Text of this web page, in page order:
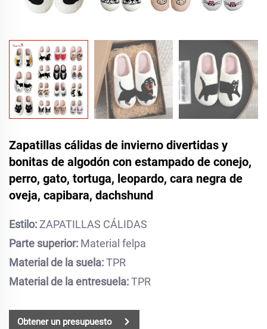
Zapatillas cálidas de invierno divertidas y
bonitas de algodón con estampado de conejo,
perro, gato, tortuga, leopardo, cara negra de
oveja, capibara, dachshund
Estilo:ZAPATILLAS CÁLIDAS
Parte superior: Material felpa
Material de la suela:TPR
Material de la entresuela:TPR
Obtener un presupuesto